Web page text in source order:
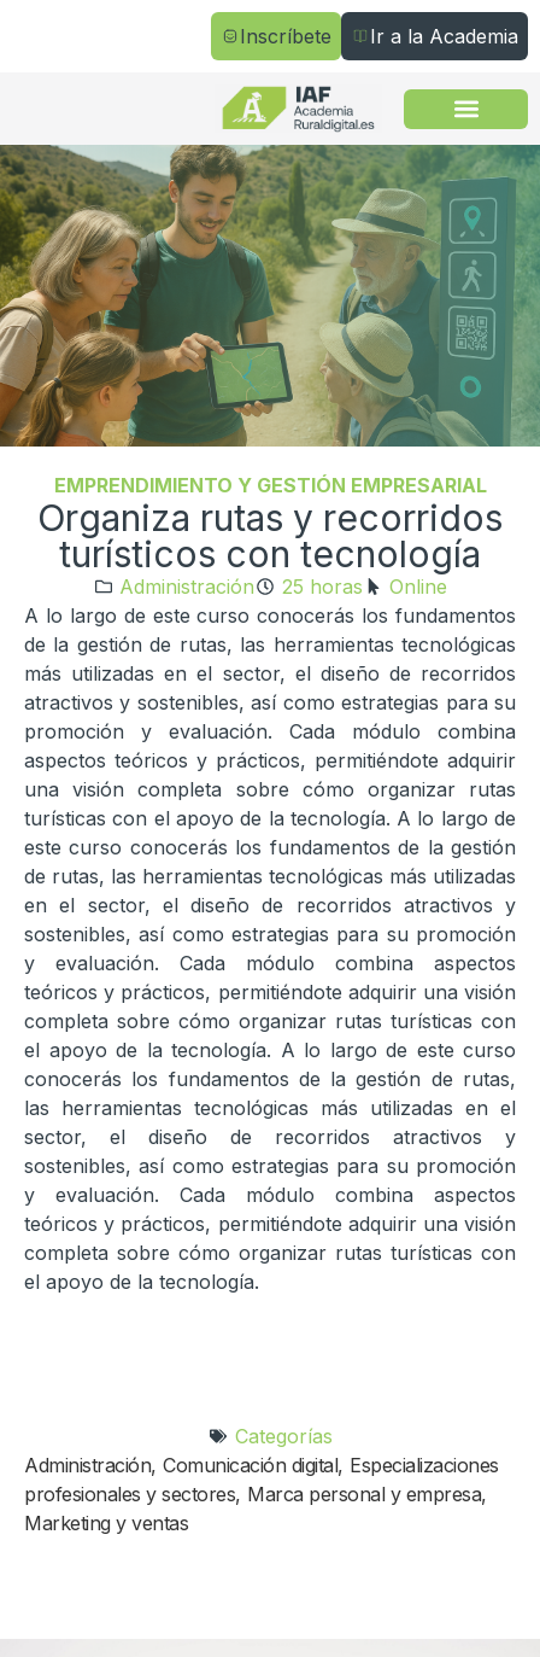
Inscríbete Ir a la Academia
EMPRENDIMIENTO Y GESTIÓN EMPRESARIAL
Organiza rutas y recorridos
turísticos con tecnología
Administración 25 horas
Online
A lo largo de este curso conocerás los fundamentos
de la gestión de rutas, las herramientas tecnológicas
más utilizadas en el sector, el diseño de recorridos
atractivos y sostenibles, así como estrategias para su
promoción y evaluación. Cada módulo combina
aspectos teóricos y prácticos, permitiéndote adquirir
una visión completa sobre cómo organizar rutas
turísticas con el apoyo de la tecnología. A lo largo de
este curso conocerás los fundamentos de la gestión
de rutas, las herramientas tecnológicas más utilizadas
en el sector, el diseño de recorridos atractivos y
sostenibles, así como estrategias para su promoción
y evaluación. Cada módulo combina aspectos
teóricos y prácticos, permitiéndote adquirir una visión
completa sobre cómo organizar rutas turísticas con
el apoyo de la tecnología. A lo largo de este curso
conocerás los fundamentos de la gestión de rutas,
las herramientas tecnológicas más utilizadas en el
sector, el diseño de recorridos atractivos y
sostenibles, así como estrategias para su promoción
y evaluación. Cada módulo combina aspectos
teóricos y prácticos, permitiéndote adquirir una visión
completa sobre cómo organizar rutas turísticas con
el apoyo de la tecnología.
Categorías
Administración, Comunicación digital, Especializaciones
profesionales y sectores, Marca personal y empresa,
Marketing y ventas